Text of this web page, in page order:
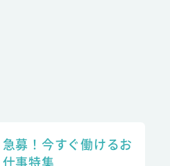
急募！今すぐ働けるお
仕事特集